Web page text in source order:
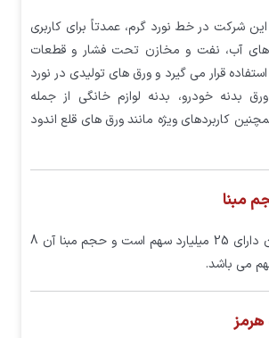
شرکت در خط نورد گرم، عمدتاً برای کاربری
های آب، نفت و مخازن تحت فشار و قطعات
قرار می گیرد و ورق های تولیدی در نورد
بدنه خودرو، بدنه لوازم خانگی از جمله
کاربردهای ویژه مانند ورق های قلع اندود
مبنا
شرکت فولاد هرمزگان دارای 25 میلیارد سهم است و حجم مبنا آن 8
هرمز